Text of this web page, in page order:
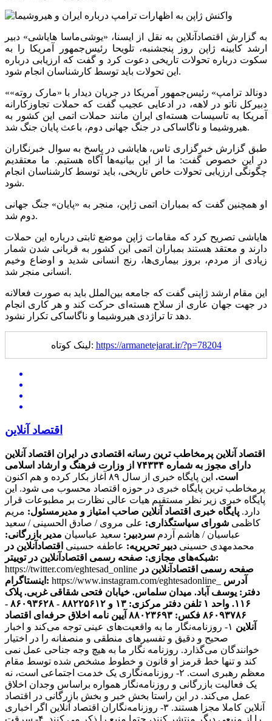
به گزارش اقتصادآنلاین به نقل از ایسنا، «یوشی‌ماسا هایاشی» دبیر
ارشد کابینه ژاپن روز پنجشنبه، تلویحا رئیس‌جمهور آمریکا را به
سکوت درباره تحولات تاریخی دعوت کرد و گفت که ارزیابی درباره
این تحولات باید توسط کارشناسان انجام شود.
«دونالد ترامپ» رئیس‌جمهور آمریکا در جریان دیدار با «مارک روته»
دبیرکل ناتو در لاهه، در ادعایی عجیب گفت که حملات تجاوزکارانه
آمریکا به تاسیسات هسته‌ای ایران مانند حملات اتمی این کشور به
هیروشیما و ناگاساکی در جنگ جهانی دوم، باعث پایان جنگ شد.
طبق گزارش خبرگزاری تاس، هایاشی در پاسخ به سوال خبرنگاران
در این خصوص گفت: ما از این بیانیه‌ها آگاه هستیم. ما معتقدیم
چگونگی ارزیابی تحولات خاص تاریخی، باید توسط کارشناسان انجام
شود.
او همچنین گفت که بمباران اتمی ژاپن، منجر به «پایان» جنگ جهانی
دوم شد.
هایاشی تصریح کرد که مقامات ژاپن موضع ثابتی درباره این حملات
دارند و معتقد هستند بمباران اتمی این کشور به قربانی شدن شمار
زیادی از مردم، بروز بیماری‌ها، رنج انسانی شدید و اوضاع وخیم
انسانی منجر شد.
این مقام ارشد ژاپنی گفت که جامعه بین‌الملل باید به صورت فعالانه
در جهت جهان عاری از سلاح هسته‌ای حرکت کند و هر کاری انجام
دهد تا تراژدی هیروشیما و ناگاساکی تکرار نشود.
لینک کوتاه: https://armanetejarat.ir/?p=78204
اقتصاد آنلاین
اقتصاد آنلاین پرمخاطب ترین رسانه اقتصادی در ایران اقتصاد آنلاین
دارای مجوز به شماره ۷۴۳۳۴ از وزارت فرهنگ و ارشاد اسلامی
است.
این پایگاه خبری از سال ۸۹ آغاز بکار کرده و هم اکنون
پرمخاطب ترین پایگاه خبری در حوزه اقتصاد محسوب می شود. این
پایگاه خبری زیر نظر مستقیم هیات عالی نظارت بر مطبوعات قرار
دارد. پایگاه خبری اقتصاد آنلاین صاحب امتیاز و مدیرمسئول: مریم
کاظمی شورای سیاستگذاری: علی مروی / صادق الحسینی / سعید
عباسیان / هاشم آردم سردبیر: سعید عباسیان مدیر بازرگانی:
محمدمهدی حسینی دبیر تحریریه: عاطفه حسینی اقتصادآنلاین در
شبکه‌های مجازی:صفحه رسمی اقتصادآنلاین در توییتر:
https://twitter.com/eghtesad_online صفحه رسمی اقتصادآنلاین در
اینستاگرام: https://www.instagram.com/eghtesadonline_ آدرس
دفتر: یوسف آباد. میدان سلماس. خیابان فتحی شقاقی غربی. پلاک
۱۱۶. واحد ۱
تلفن دفتر مرکزی: ۱۳ و ۸۸۲۲۵۶۱۲ - ۸۶۰۹۳۶۲۸ -
۸۶۰۹۳۷۸۶ فکس: ۸۸۰۲۳۶۹۳
آیین نامه اخلاق حرفه‌ای اقتصاد
آنلاین
۱- روزنامه‌نگار ما به واقعیت‌های عینی توجه می‌کند و اخبار
صحیح و دقیق و تفسیرهای منطقی و منصفانه را در اختیار
خوانندگان می‌گذارد. روزنامه نگار ما به هیچ وجه جناحی عمل نمی
کند و تنها خط قرمز او قانون و خطوط مشخص شده توسط مقام
معظم رهبری است. ۲- روزنامه‌نگاری یک خدمت اجتماعی است، نه
یک فعالیت بازرگانی و روزنامه‌نگار همواره براساس وجدان اخلاق
عمل می‌کند. در این راستا بخش خبر و بخش بازرگانی در اقتصاد
آنلاین کاملا مجزا هستند. ۳- روزنامه‌نگاران اقتصاد آنلاین اگر اخباری